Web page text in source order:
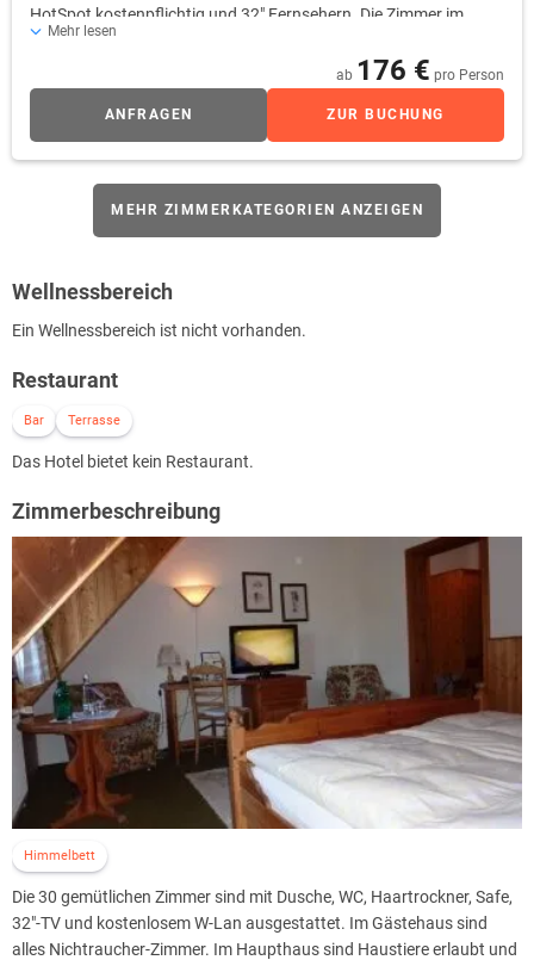
HotSpot kostenpflichtig und 32" Fernsehern. Die Zimmer im
komfortablen Gästehaus liegen alle sehr idyllisch. Das
Fachwerk-Gästehaus bietet Ihnen 18 Gästezimmer, die alle
Nichtraucher-Zimmer sind. Die Zimmerausstattung ist: Dusche,
WC, Fön, Direktwahl-Telefon, kostenloses W-Lan über Hotspot
und 32" Fernseher. Ihr Haustier können Sie gerne mitbringen.
Mehr lesen
ab 176 € pro Person
ANFRAGEN ZUR BUCHUNG
MEHR ZIMMERKATEGORIEN ANZEIGEN
Wellnessbereich
Ein Wellnessbereich ist nicht vorhanden.
Restaurant
Bar Terrasse
Das Hotel bietet kein Restaurant.
Zimmerbeschreibung
Himmelbett
Die 30 gemütlichen Zimmer sind mit Dusche, WC, Haartrockner, Safe,
32"-TV und kostenlosem W-Lan ausgestattet. Im Gästehaus sind
alles Nichtraucher-Zimmer. Im Haupthaus sind Haustiere erlaubt und